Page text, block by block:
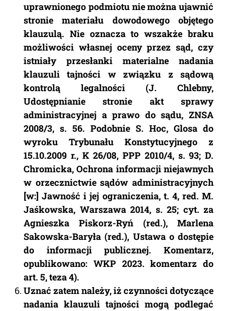
uprawnionego podmiotu nie można ujawnić
stronie materiału dowodowego objętego
klauzulą. Nie oznacza to wszakże braku
możliwości własnej oceny przez sąd, czy
istniały przesłanki materialne nadania
klauzuli tajności w związku z sądową
kontrolą legalności (J. Chlebny,
Udostępnianie stronie akt sprawy
administracyjnej a prawo do sądu, ZNSA
2008/3, s. 56. Podobnie S. Hoc, Glosa do
wyroku Trybunału Konstytucyjnego z
15.10.2009 r., K 26/08, PPP 2010/4, s. 93; D.
Chromicka, Ochrona informacji niejawnych
w orzecznictwie sądów administracyjnych
[w:] Jawność i jej ograniczenia, t. 4, red. M.
Jaśkowska, Warszawa 2014, s. 25; cyt. za
Agnieszka Piskorz-Ryń (red.), Marlena
Sakowska-Baryła (red.), Ustawa o dostępie
do informacji publicznej. Komentarz,
opublikowano: WKP 2023. komentarz do
art. 5, teza 4).
Uznać zatem należy, iż czynności dotyczące
nadania klauzuli tajności mogą podlegać